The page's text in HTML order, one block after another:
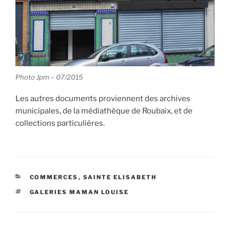
Photo Jpm – 07/2015
Les autres documents proviennent des archives
municipales, de la médiathèque de Roubaix, et de
collections particulières.
CATÉGORIES
COMMERCES , SAINTE ELISABETH
ÉTIQUETTES
GALERIES MAMAN LOUISE